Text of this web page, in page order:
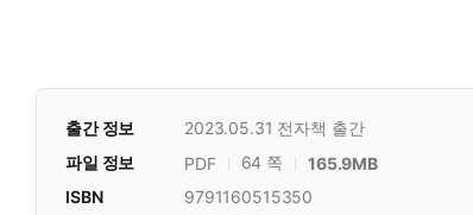
출간 정보 2023.05.31 전자책 출간
파일 정보
PDF 64 쪽 165.9MB
ISBN
9791160515350